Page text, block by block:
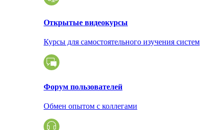
Открытые видеокурсы
Курсы для самостоятельного изучения систем
Форум пользователей
Обмен опытом с коллегами